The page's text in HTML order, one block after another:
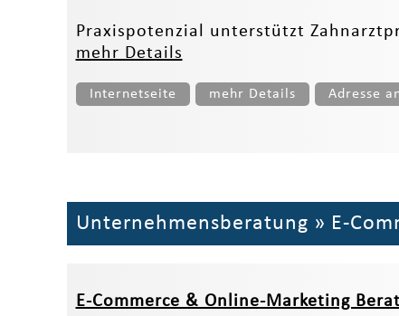
Praxispotenzial unterstützt
mehr Details
Internetseite mehr Details Adresse
Unternehmensberatung » E-
E-Commerce & Online-Marketing